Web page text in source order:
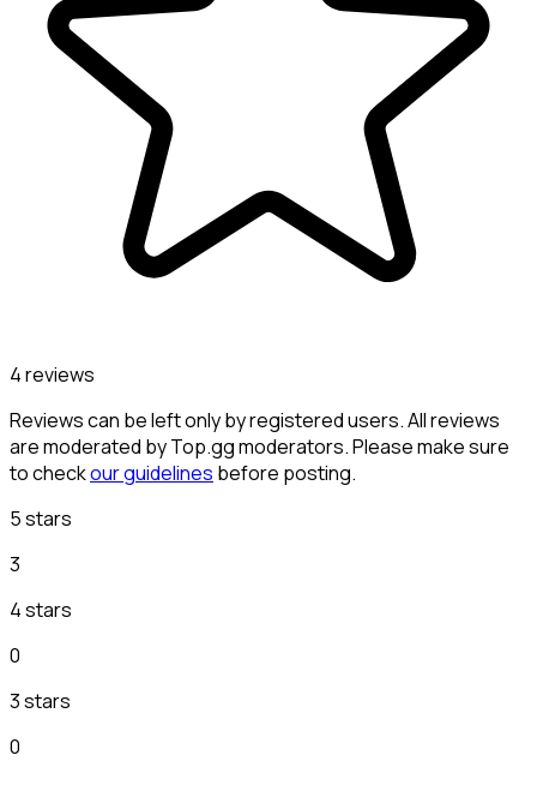
4 reviews
Reviews can be left only by registered users. All reviews
are moderated by Top.gg moderators. Please make sure
to checkour guidelines before posting.
5 stars
3
4 stars
0
3 stars
0